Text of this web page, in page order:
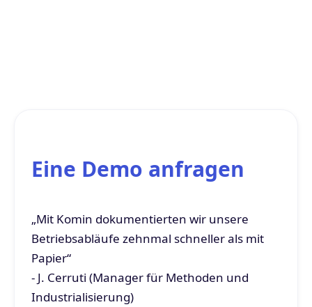
Eine Demo anfragen
„Mit Komin dokumentierten wir unsere
Betriebsabläufe zehnmal schneller als mit
Papier“
- J. Cerruti (Manager für Methoden und
Industrialisierung)